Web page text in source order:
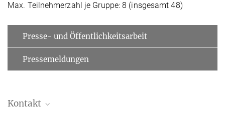
Max. Teilnehmerzahl je Gruppe: 8 (insgesamt 48)
Presse- und Öffentlichkeitsarbeit
Pressemeldungen
Kontakt